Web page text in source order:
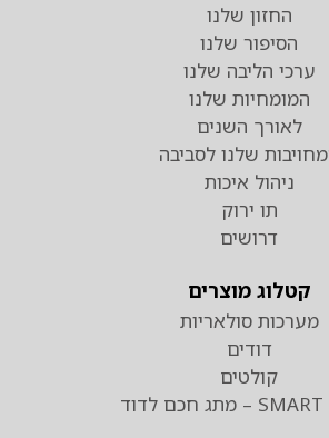
החזון שלנו
הסיפור שלנו
ערכי הליבה שלנו
המומחיות שלנו
לאורך השנים
שלנו לסביבה
ניהול איכות
תו ירוק
דרושים
קטלוג מוצרים
מערכות סולאריות
דודים
קולטים